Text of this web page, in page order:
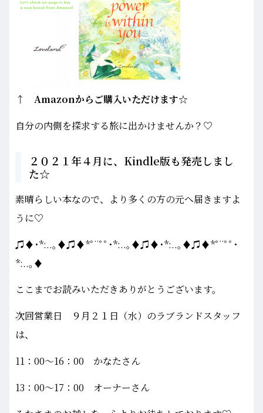
↑ Amazonからご購入いただけます☆
自分の内側を探求する旅に出かけませんか？♡
２０２１年４月に、Kindle版も発売しまし
た☆
素晴らしい本なので、より多くの方の元へ届きますよ
うに♡
♫♦･*:..｡♦♫♦*ﾟ¨ﾟﾟ･*:..｡♦♫♦･*:..｡♦♫♦*ﾟ¨ﾟﾟ･
*:..｡♦
ここまでお読みいただきありがとうございます。
次回営業日 ９月２１日（水）のラブランドスタッフ
は、
11：00～16：00 かなたさん
13：00～17：00 オーナーさん